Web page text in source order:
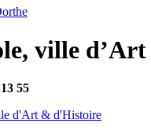
ville
55